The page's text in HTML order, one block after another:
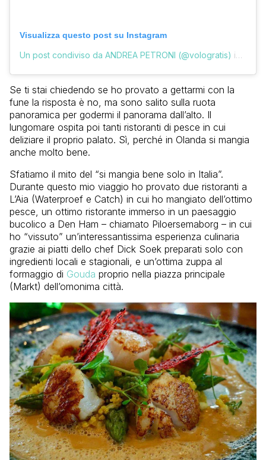
Visualizza questo post su Instagram
Un post condiviso da ANDREA PETRONI (@vologratis) in data:
Se ti stai chiedendo se ho provato a gettarmi con la
fune la risposta è no, ma sono salito sulla ruota
panoramica per godermi il panorama dall’alto. Il
lungomare ospita poi tanti ristoranti di pesce in cui
deliziare il proprio palato. Sì, perché in Olanda si mangia
anche molto bene.
Sfatiamo il mito del “si mangia bene solo in Italia”.
Durante questo mio viaggio ho provato due ristoranti a
L’Aia (Waterproef e Catch) in cui ho mangiato dell’ottimo
pesce, un ottimo ristorante immerso in un paesaggio
bucolico a Den Ham – chiamato Piloersemaborg – in cui
ho “vissuto” un’interessantissima esperienza culinaria
grazie ai piatti dello chef Dick Soek preparati solo con
ingredienti locali e stagionali, e un’ottima zuppa al
formaggio di Gouda proprio nella piazza principale
(Markt) dell’omonima città.